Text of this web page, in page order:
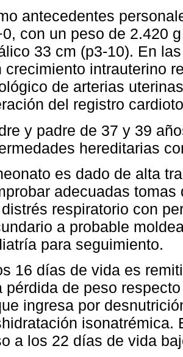
antecedentes
con un peso de 2.420
33 cm (p3-10). En
crecimiento intrauterino
de arterias
del registro
y padre de 37 y 39
hereditarias
es dado de alta
adecuadas
respiratorio con
a probable
para seguimiento.
16 días de vida es
pérdida de peso
ingresa por
isonatrémica.
a los 22 días de vida